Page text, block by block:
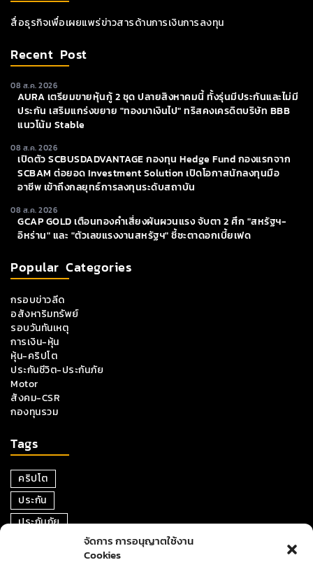
จัดการ การอนุญาตใช้งาน
Cookies
สื่อธุรกิจเพื่อเผยแพร่ข่าวสารด้านการเงินการลงทุน
Recent Post
08 ส.ค. 2026
AURA เตรียมขายหุ้นกู้ 2 ชุด ปลายสิงหาคมนี้ ทั้งรุ่นมีประกันและไม่มี
ประกัน เสริมแกร่งขยาย "ทองมาเงินไป" ทริสคงเครดิตบริษัท BBB
แนวโน้ม Stable
08 ส.ค. 2026
เปิดตัว SCBUSDADVANTAGE กองทุน Hedge Fund กองแรกจาก
SCBAM ต่อยอด Investment Solution เปิดโอกาสนักลงทุนมือ
อาชีพ เข้าถึงกลยุทธ์การลงทุนระดับสถาบัน
08 ส.ค. 2026
GCAP GOLD เตือนทองคำเสี่ยงผันผวนแรง จับตา 2 ศึก "สหรัฐฯ-
อิหร่าน" และ "ตัวเลขแรงงานสหรัฐฯ" ชี้ชะตาดอกเบี้ยเฟด
Popular Categories
กรอบข่าวลีด
อสังหาริมทรัพย์
รอบวันทันเหตุ
การเงิน-หุ้น
หุ้น-คริปโต
ประกันชีวิต-ประกันภัย
Motor
สังคม-CSR
กองทุนรวม
Tags
คริปโต
ประกัน
ประกันภัย